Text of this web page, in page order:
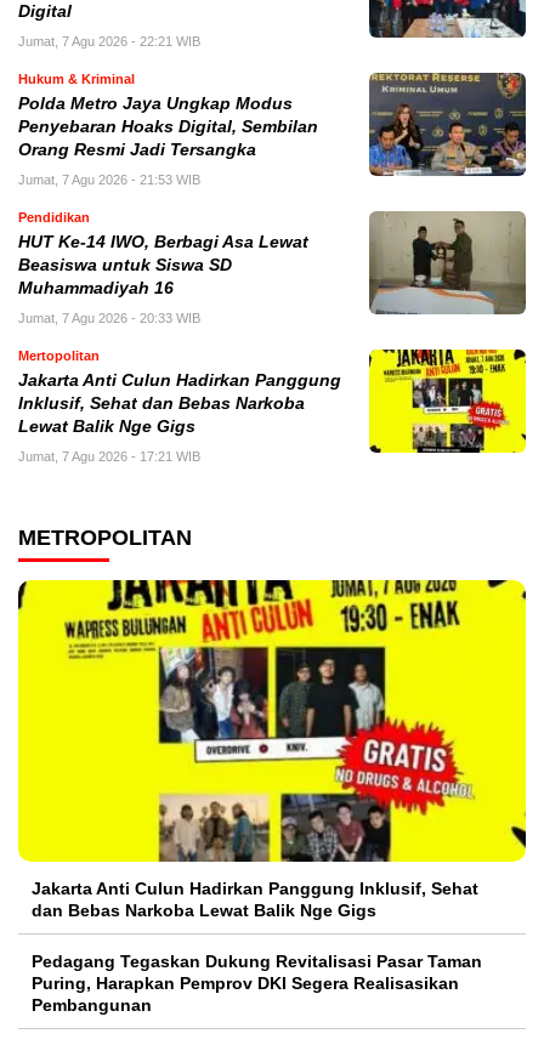
Digital
Jumat, 7 Agu 2026 - 22:21 WIB
Hukum & Kriminal
Polda Metro Jaya Ungkap Modus
Penyebaran Hoaks Digital, Sembilan
Orang Resmi Jadi Tersangka
Jumat, 7 Agu 2026 - 21:53 WIB
Pendidikan
HUT Ke-14 IWO, Berbagi Asa Lewat
Beasiswa untuk Siswa SD
Muhammadiyah 16
Jumat, 7 Agu 2026 - 20:33 WIB
Mertopolitan
Jakarta Anti Culun Hadirkan Panggung
Inklusif, Sehat dan Bebas Narkoba
Lewat Balik Nge Gigs
Jumat, 7 Agu 2026 - 17:21 WIB
METROPOLITAN
Jakarta Anti Culun Hadirkan Panggung Inklusif, Sehat
dan Bebas Narkoba Lewat Balik Nge Gigs
Pedagang Tegaskan Dukung Revitalisasi Pasar Taman
Puring, Harapkan Pemprov DKI Segera Realisasikan
Pembangunan